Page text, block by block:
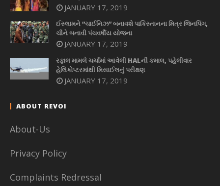
JANUARY 17, 2019
ઈસ્લામને “ચાઈનિઝ” બનાવશે પાકિસ્તાનના મિત્ર જિનપિંગ,
ચીને બનાવી પંચવર્ષીય યોજના
JANUARY 17, 2019
રફાલ મામલે ચર્ચામાં આવેલી HALની કમાલ, પહેલીવાર
હેલિકોપ્ટરમાંથી મિસાઈલનું પરીક્ષણ
JANUARY 17, 2019
ABOUT REVOI
About-Us
Privacy Policy
Complaints Redressal